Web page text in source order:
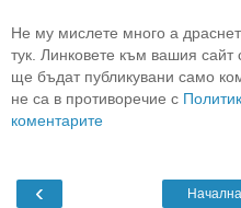
Не му мислете много а
тук. Линковете към вашия сайт
ще бъдат публикувани само
не са в противоречие с
коментарите
‹